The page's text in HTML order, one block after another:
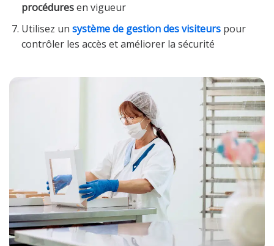
procéduresen vigueur
Utilisez un système de gestion des visiteurs pour
contrôler les accès et améliorer la sécurité